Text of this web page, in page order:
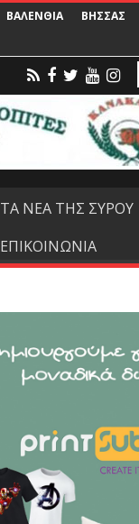
ΒΑΛΕΝΘΙΑ ΒΗΣΣΑΣ
ΤΑ ΝΕΑ ΤΗΣ ΣΥΡΟΥ
ΕΠΙΚΟΙΝΩΝΙΑ